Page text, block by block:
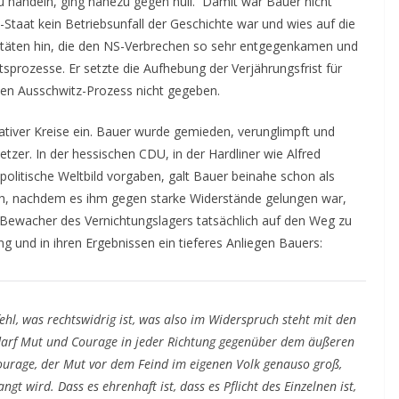
kein Betriebsunfall der Geschichte war und wies auf die
hin, die den NS-Verbrechen so sehr entgegenkamen und
Er setzte die Aufhebung der Verjährungsfrist für
Ausschwitz-Prozess nicht gegeben.
Kreise ein. Bauer wurde gemieden, verunglimpft und
In der hessischen CDU, in der Hardliner wie Alfred
Weltbild vorgaben, galt Bauer beinahe schon als
nachdem es ihm gegen starke Widerstände gelungen war,
des Vernichtungslagers tatsächlich auf den Weg zu
und in ihren Ergebnissen ein tieferes Anliegen Bauers:
was rechtswidrig ist, was also im Widerspruch steht mit den
Mut und Courage in jeder Richtung gegenüber dem äußeren
der Mut vor dem Feind im eigenen Volk genauso groß,
wird. Dass es ehrenhaft ist, dass es Pflicht des Einzelnen ist,